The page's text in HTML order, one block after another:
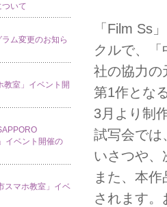
いて
ム変更のお知ら
室」イベント開
イベント開催の
スマホ教室」イベ
「Film Ss
クルで、
社の協力の
第1作とな
3月より制
試写会では
いさつや、
また、本
されます